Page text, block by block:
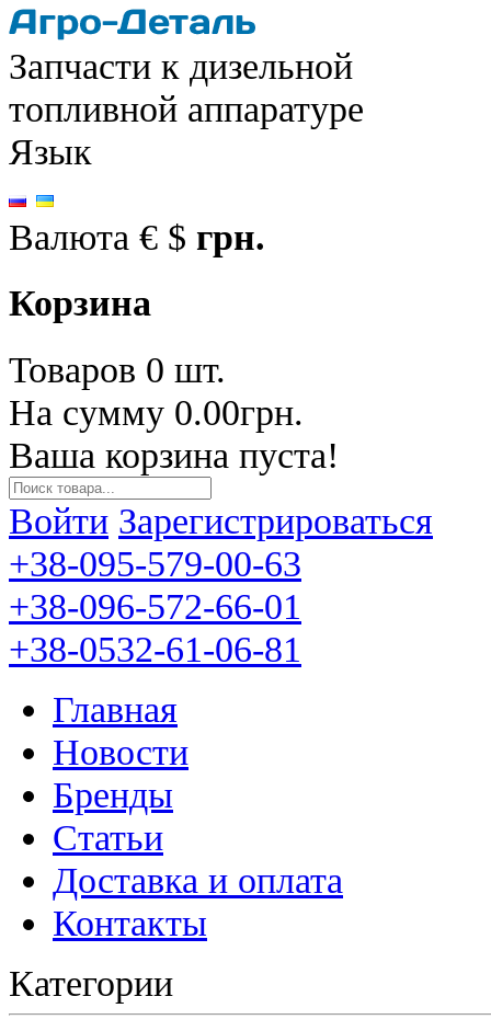
Запчасти к дизельной
топливной аппаратуре
Язык
Валюта € $ грн.
Корзина
Товаров 0 шт.
На сумму 0.00грн.
Ваша корзина пуста!
Войти Зарегистрироваться
+38-095-579-00-63
+38-096-572-66-01
+38-0532-61-06-81
Главная
Новости
Бренды
Статьи
Доставка и оплата
Контакты
Категории